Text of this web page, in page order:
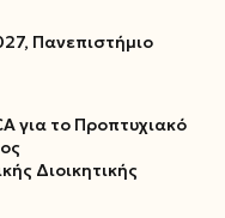
Πανεπιστήμιο
για το Προπτυχιακό
Διοικητικής